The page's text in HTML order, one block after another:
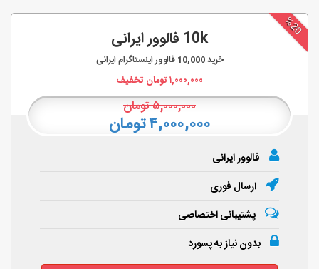
%20
10k فالوور ایرانی
خرید10,000 فالوور اینستاگرام ایرانی
۱,۰۰۰,۰۰۰تومان تخفیف
۵,۰۰۰,۰۰۰تومان
۴,۰۰۰,۰۰۰ تومان
فالوور ایرانی
ارسال فوری
پشتیبانی اختصاصی
بدون نیاز به پسورد